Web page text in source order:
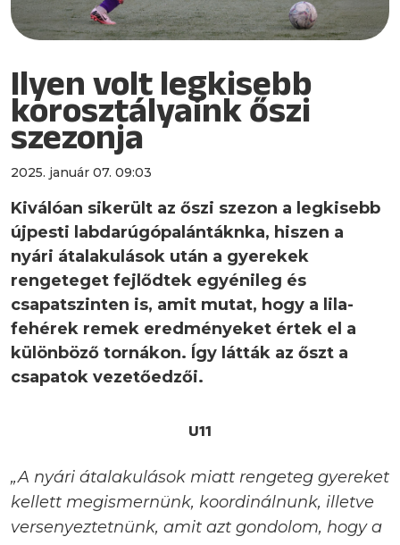
Ilyen volt legkisebb
korosztályaink őszi
szezonja
2025. január 07. 09:03
Kiválóan sikerült az őszi szezon a legkisebb
újpesti labdarúgópalántáknka, hiszen a
nyári átalakulások után a gyerekek
rengeteget fejlődtek egyénileg és
csapatszinten is, amit mutat, hogy a lila-
fehérek remek eredményeket értek el a
különböző tornákon. Így látták az őszt a
csapatok vezetőedzői.
U11
„A nyári átalakulások miatt rengeteg gyereket
kellett megismernünk, koordinálnunk, illetve
versenyeztetnünk, amit azt gondolom, hogy a